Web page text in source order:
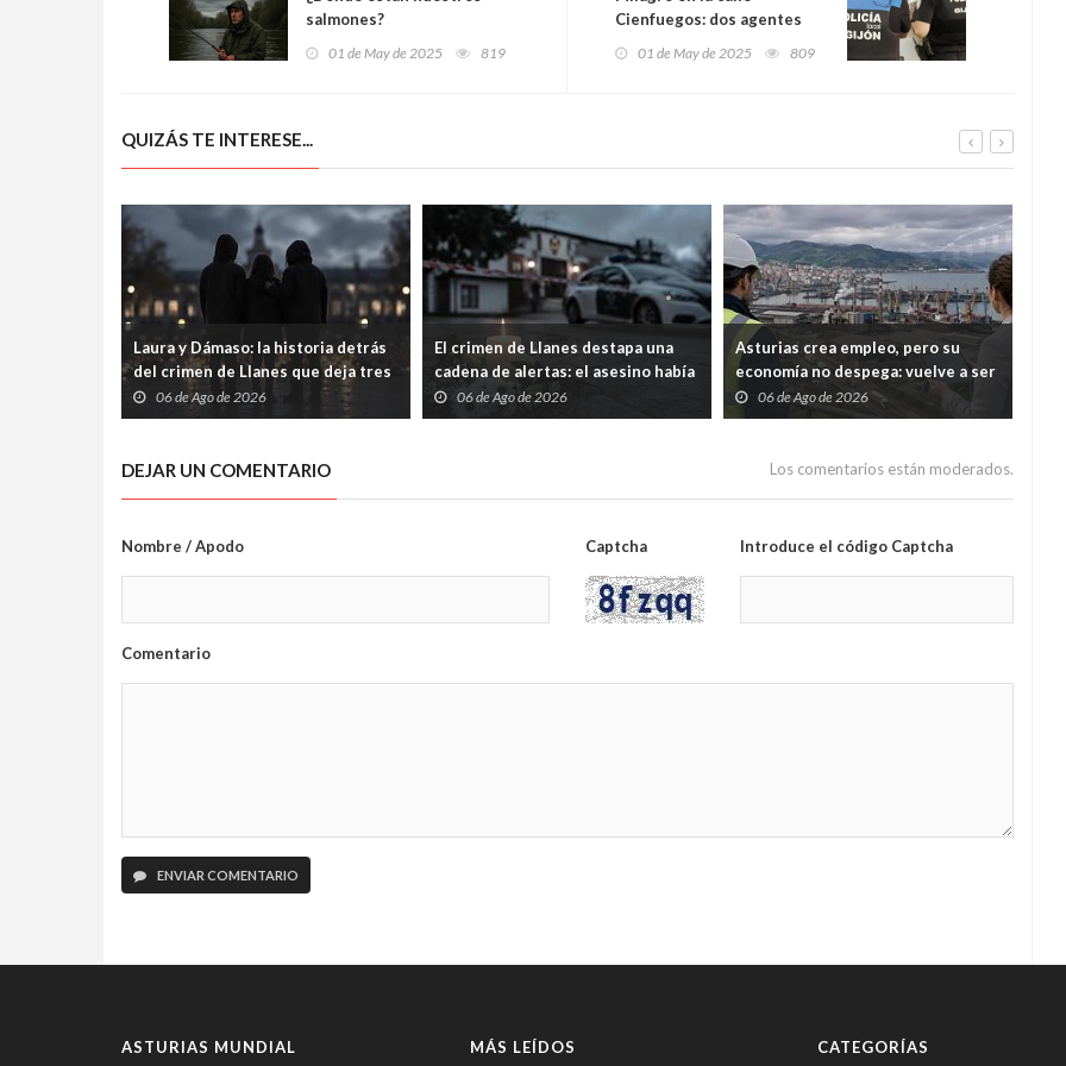
salmones?
01 de May de 2025 819
Cienfuegos: dos agentes
salvan la vida de un hombre
con un desfibrilador de la
01 de May de 2025 809
QUIZÁS TE INTERESE...
Laura y Dámaso: la historia detrás
del crimen de Llanes que deja tres
hijos huérfanos
06 de Ago de 2026
El crimen de Llanes destapa una
cadena de alertas: el asesino había
sido condenado, expulsado de la
Guardia Civil y tenía prohibido
06 de Ago de 2026
Asturias crea empleo, pero su
economía no despega: vuelve a ser
la comunidad que menos crece
06 de Ago de 2026
DEJAR UN COMENTARIO Los comentarios están moderados.
Nombre / Apodo Captcha Introduce el código Captcha
Comentario
ENVIAR COMENTARIO
ASTURIAS MUNDIAL MÁS LEÍDOS CATEGORÍAS